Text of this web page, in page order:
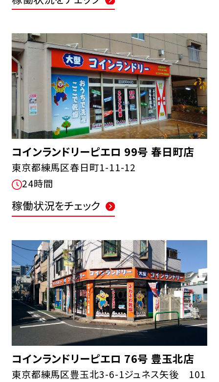
コインランドリーピエロ 99号 春日町店
東京都練馬区春日町1-11-12
24時間
稼働状況をチェック
コインランドリーピエロ 76号 豊玉北店
東京都練馬区豊玉北3-6-1ジュネス矢後 101